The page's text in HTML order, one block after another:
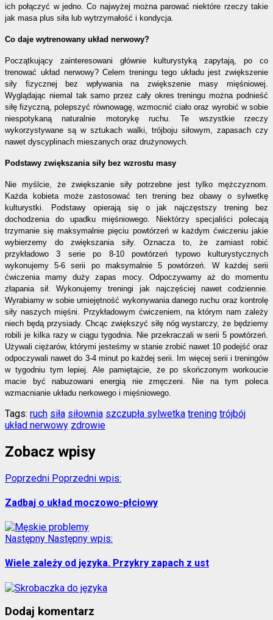
ich połączyć w jedno. Co najwyżej można parować niektóre rzeczy takie
jak masa plus siła lub wytrzymałość i kondycja.
Co daje wytrenowany układ nerwowy?
Początkujący zainteresowani głównie kulturystyką zapytają, po co
trenować układ nerwowy? Celem treningu tego układu jest zwiększenie
siły fizycznej bez wpływania na zwiększenie masy mięśniowej.
Wyglądając niemal tak samo przez cały okres treningu można podnieść
siłę fizyczną, polepszyć równowagę, wzmocnić ciało oraz wyrobić w sobie
niespotykaną naturalnie motorykę ruchu. Te wszystkie rzeczy
wykorzystywane są w sztukach walki, trójboju siłowym, zapasach czy
nawet dyscyplinach mieszanych oraz drużynowych.
Podstawy zwiększania siły bez wzrostu masy
Nie myślcie, że zwiększanie siły potrzebne jest tylko mężczyznom.
Każda kobieta może zastosować ten trening bez obawy o sylwetkę
kulturystki. Podstawy opierają się o jak najczęstszy trening bez
dochodzenia do upadku mięśniowego. Niektórzy specjaliści polecają
trzymanie się maksymalnie pięciu powtórzeń w każdym ćwiczeniu jakie
wybierzemy do zwiększania siły. Oznacza to, że zamiast robić
przykładowo 3 serie po 8-10 powtórzeń typowo kulturystycznych
wykonujemy 5-6 serii po maksymalnie 5 powtórzeń. W każdej serii
ćwiczenia mamy duży zapas mocy. Odpoczywamy aż do momentu
złapania sił. Wykonujemy treningi jak najczęściej nawet codziennie.
Wyrabiamy w sobie umiejętność wykonywania danego ruchu oraz kontrolę
siły naszych mięśni. Przykładowym ćwiczeniem, na którym nam zależy
niech będą przysiady. Chcąc zwiększyć siłę nóg wystarczy, że będziemy
robili je kilka razy w ciągu tygodnia. Nie przekraczali w serii 5 powtórzeń.
Używali ciężarów, którymi jesteśmy w stanie zrobić nawet 10 podejść oraz
odpoczywali nawet do 3-4 minut po każdej serii. Im więcej serii i treningów
w tygodniu tym lepiej. Ale pamiętajcie, że po skończonym workoucie
macie być nabuzowani energią nie zmęczeni. Nie na tym poleca
wzmacnianie układu nerkowego i mięśniowego.
Tags: ruch siła siłownia szczupła sylwetka trening trójbój
układ nerwowy zdrowie
Zobacz wpisy
Poprzedni Poprzedni wpis:
Zadbaj o układ moczowo-płciowy
Następny Następny wpis:
Wiele zależy od języka. Przykry zapach z ust
Dodaj komentarz